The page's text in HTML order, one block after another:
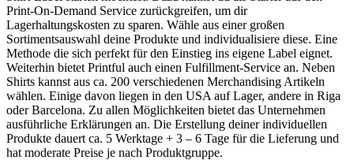
Print-On-Demand Service zurückgreifen, um dir
Lagerhaltungskosten zu sparen. Wähle aus einer großen
Sortimentsauswahl deine Produkte und individualisiere diese. Eine
Methode die sich perfekt für den Einstieg ins eigene Label eignet.
Weiterhin bietet Printful auch einen Fulfillment-Service an. Neben
Shirts kannst aus ca. 200 verschiedenen Merchandising Artikeln
wählen. Einige davon liegen in den USA auf Lager, andere in Riga
oder Barcelona. Zu allen Möglichkeiten bietet das Unternehmen
ausführliche Erklärungen an. Die Erstellung deiner individuellen
Produkte dauert ca. 5 Werktage + 3 – 6 Tage für die Lieferung und
hat moderate Preise je nach Produktgruppe.